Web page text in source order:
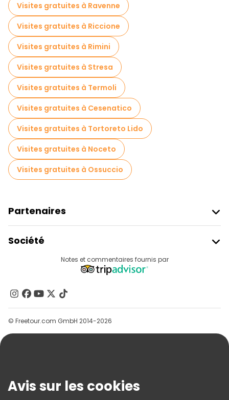
Visites gratuites à Ravenne
Visites gratuites à Riccione
Visites gratuites à Rimini
Visites gratuites à Stresa
Visites gratuites à Termoli
Visites gratuites à Cesenatico
Visites gratuites à Tortoreto Lido
Visites gratuites à Noceto
Visites gratuites à Ossuccio
Partenaires
Connexion Du Fournisseur
Programme D’affiliation
Société
Contactez-Nous
Groupes
Aide
Conditions Générales Et Mentions Légales
Notes et commentaires fournis par
© Freetour.com GmbH 2014-2026
Avis sur les cookies